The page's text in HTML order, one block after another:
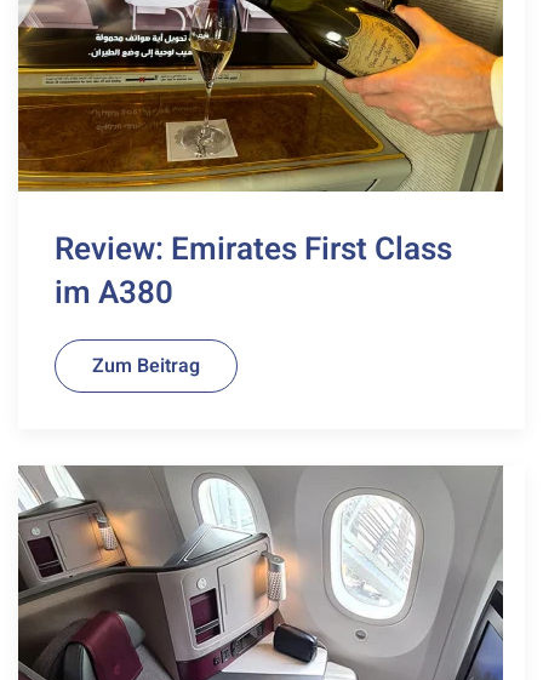
Review: Emirates First Class
im A380
Zum Beitrag